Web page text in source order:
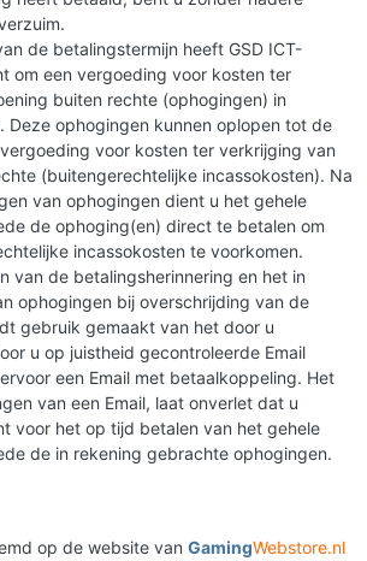
de betalingstermijn heeft GSD ICT-
om een vergoeding voor kosten ter
buiten rechte (ophogingen) in
Deze ophogingen kunnen oplopen tot de
voor kosten ter verkrijging van
(buitengerechtelijke incassokosten). Na
van ophogingen dient u het gehele
de ophoging(en) direct te betalen om
incassokosten te voorkomen.
van de betalingsherinnering en het in
ophogingen bij overschrijding van de
gebruik gemaakt van het door u
u op juistheid gecontroleerde Email
een Email met betaalkoppeling. Het
van een Email, laat onverlet dat u
voor het op tijd betalen van het gehele
de in rekening gebrachte ophogingen.
op de website van GamingWebstore.nl